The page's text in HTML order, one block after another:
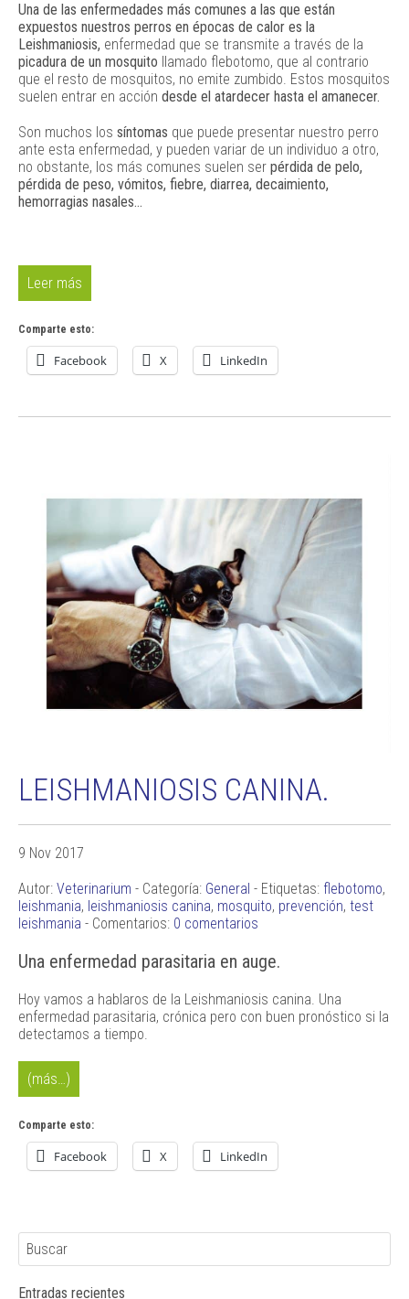
Una de las enfermedades más comunes a las que están
expuestos nuestros perros en épocas de calor es la
Leishmaniosis, enfermedad que se transmite a través de la
picadura de un mosquito llamado flebotomo, que al contrario
que el resto de mosquitos, no emite zumbido. Estos mosquitos
suelen entrar en acción desde el atardecer hasta el amanecer.
Son muchos los síntomas que puede presentar nuestro perro
ante esta enfermedad, y pueden variar de un individuo a otro,
no obstante, los más comunes suelen ser pérdida de pelo,
pérdida de peso, vómitos, fiebre, diarrea, decaimiento,
hemorragias nasales…
Leer más
Comparte esto:
Facebook X LinkedIn
LEISHMANIOSIS CANINA.
9 Nov 2017
Autor: Veterinarium - Categoría: General - Etiquetas: flebotomo,
leishmania, leishmaniosis canina, mosquito, prevención, test
leishmania - Comentarios: 0 comentarios
Una enfermedad parasitaria en auge.
Hoy vamos a hablaros de la Leishmaniosis canina. Una
enfermedad parasitaria, crónica pero con buen pronóstico si la
detectamos a tiempo.
(más…)
Comparte esto:
Facebook X LinkedIn
Entradas recientes